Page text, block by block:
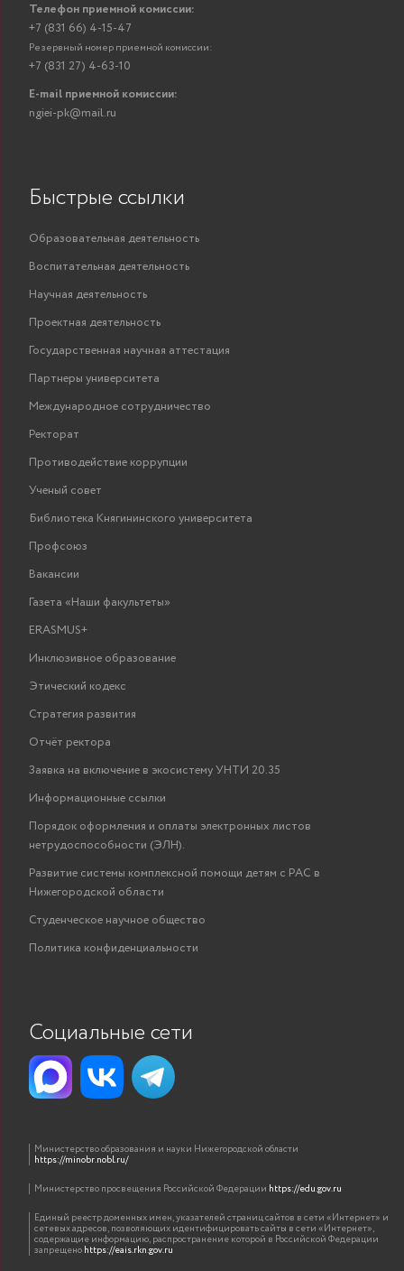
Телефон приемной комиссии:
+7 (831 66) 4-15-47
Резервный номер приемной комиссии:
+7 (831 27) 4-63-10
E-mail приемной комиссии:
ngiei-pk@mail.ru
Быстрые ссылки
Образовательная деятельность
Воспитательная деятельность
Научная деятельность
Проектная деятельность
Государственная научная аттестация
Партнеры университета
Международное сотрудничество
Ректорат
Противодействие коррупции
Ученый совет
Библиотека Княгининского университета
Профсоюз
Вакансии
Газета «Наши факультеты»
ERASMUS+
Инклюзивное образование
Этический кодекс
Стратегия развития
Отчёт ректора
Заявка на включение в экосистему УНТИ 20.35
Информационные ссылки
Порядок оформления и оплаты электронных листов
нетрудоспособности (ЭЛН).
Развитие системы комплексной помощи детям с РАС в
Нижегородской области
Студенческое научное общество
Политика конфиденциальности
Социальные сети
Министерство образования и науки Нижегородской области
https://minobr.nobl.ru/
Министерство просвещения Российской Федерации https://edu.gov.ru
Единый реестр доменных имен, указателей страниц сайтов в сети «Интернет» и
сетевых адресов, позволяющих идентифицировать сайты в сети «Интернет»,
содержащие информацию, распространение которой в Российской Федерации
запрещеноhttps://eais.rkn.gov.ru